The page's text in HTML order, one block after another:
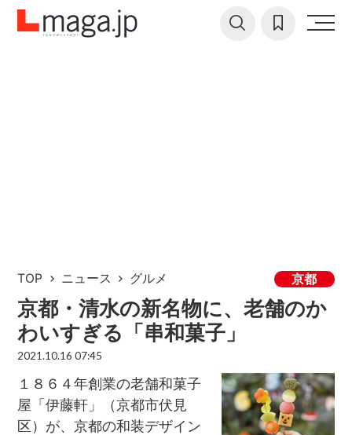
TOP ニュース グルメ 京都
京都・清水の新名物に、老舗のか
わいすぎる「串和菓子」
2021.10.16 07:45
１８６４年創業の老舗和菓子
屋「伊藤軒」（京都市伏見
区）が、京都の和装デザイン